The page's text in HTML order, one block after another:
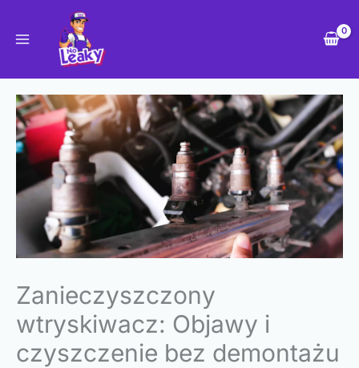
treści
Zanieczyszczony
wtryskiwacz: Objawy i
czyszczenie bez demontażu